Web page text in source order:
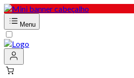
Menu